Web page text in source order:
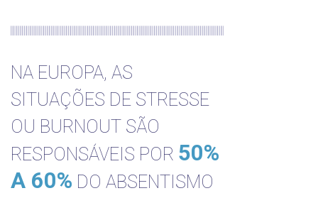
NA EUROPA, AS
SITUAÇÕES DE STRESSE
OU BURNOUT SÃO
RESPONSÁVEIS POR 50%
A 60% DO ABSENTISMO